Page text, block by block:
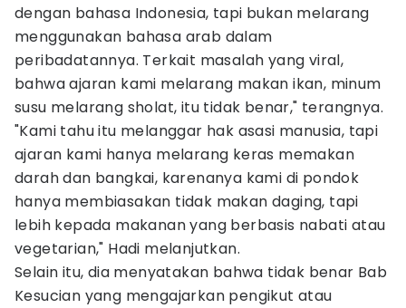
dengan bahasa Indonesia, tapi bukan melarang
menggunakan bahasa arab dalam
peribadatannya. Terkait masalah yang viral,
bahwa ajaran kami melarang makan ikan, minum
susu melarang sholat, itu tidak benar," terangnya.
"Kami tahu itu melanggar hak asasi manusia, tapi
ajaran kami hanya melarang keras memakan
darah dan bangkai, karenanya kami di pondok
hanya membiasakan tidak makan daging, tapi
lebih kepada makanan yang berbasis nabati atau
vegetarian," Hadi melanjutkan.
Selain itu, dia menyatakan bahwa tidak benar Bab
Kesucian yang mengajarkan pengikut atau